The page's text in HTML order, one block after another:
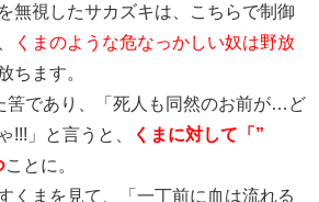
無視したサカズキは、こちらで制御
くまのような危なっかしい奴は野放
ちます。
筈であり、「死人も同然のお前が…ど
!!!」と言うと、
くまに対して「”
ことに。
くまを見て、「一丁前に血は流れる